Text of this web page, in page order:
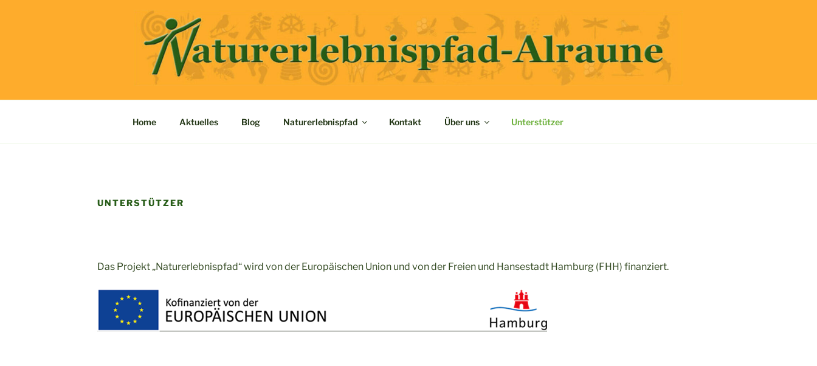
ALRAUNE NATURERLEBNISPFAD
Home Aktuelles Blog Naturerlebnispfad Kontakt Über uns Unterstützer
UNTERSTÜTZER
Das Projekt „Naturerlebnispfad“ wird von der Europäischen Union und von der Freien und Hansestadt Hamburg (FHH) finanziert.